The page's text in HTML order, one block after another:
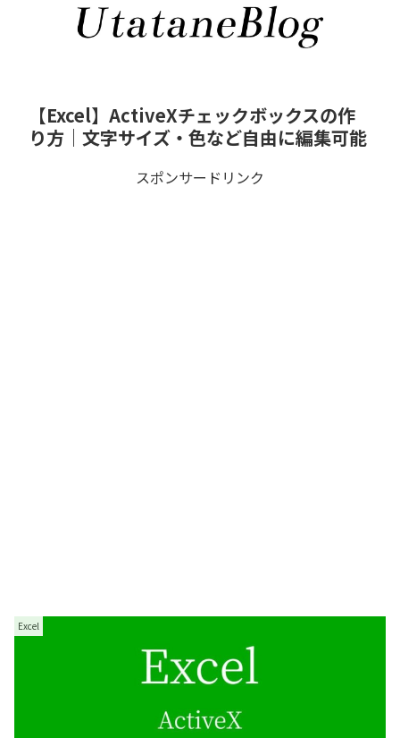
【Excel】ActiveXチェックボックスの作
り方｜文字サイズ・色など自由に編集可能
スポンサードリンク
Excel